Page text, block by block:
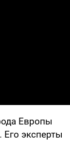
Европы
Его эксперты